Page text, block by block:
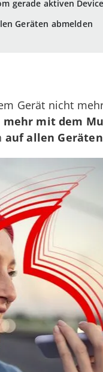
gerade aktiven
Geräten abmelden
Gerät nicht
mit dem
auf allen